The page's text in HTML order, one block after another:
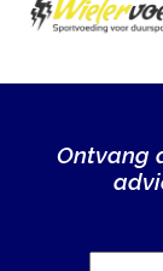
Ontvang
MAXIM